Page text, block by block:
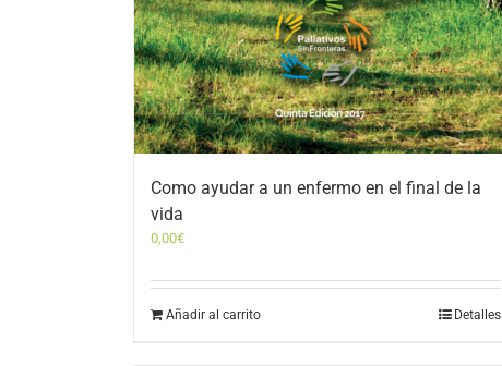
Como ayudar a un enfermo en el final de la
vida
0,00€
Añadir al carrito Detalles